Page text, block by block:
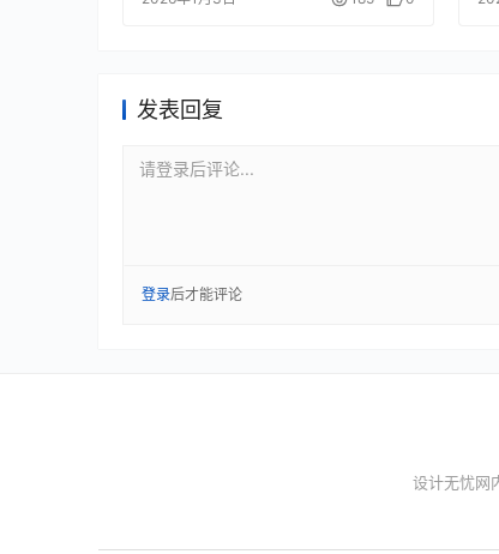
发表回复
请登录后评论...
登录后才能评论
设计无忧网